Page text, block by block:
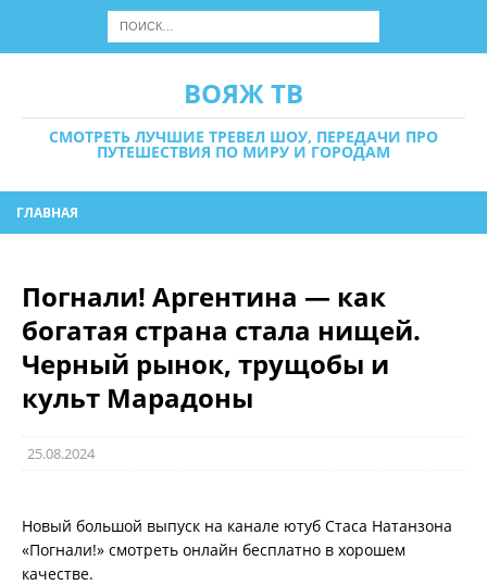
ВОЯЖ ТВ
СМОТРЕТЬ ЛУЧШИЕ ТРЕВЕЛ ШОУ, ПЕРЕДАЧИ ПРО
ПУТЕШЕСТВИЯ ПО МИРУ И ГОРОДАМ
ГЛАВНАЯ
Погнали! Аргентина — как
богатая страна стала нищей.
Черный рынок, трущобы и
культ Марадоны
25.08.2024
Новый большой выпуск на канале ютуб Стаса Натанзона
«Погнали!» смотреть онлайн бесплатно в хорошем
качестве.